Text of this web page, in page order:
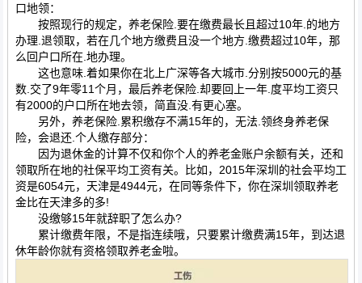
口地领：
按照现行的规定，养老保险.要在缴费最长且超过10年.的地方
办理.退领取，若在几个地方缴费且没一个地方.缴费超过10年，那
么回户口所在.地办理。
这也意味.着如果你在北上广深等各大城市.分别按5000元的基
数.交了9年零11个月，最后养老保险.却要回上一年.度平均工资只
有2000的户口所在地去领，简直没.有更心塞。
另外，养老保险.累积缴存不满15年的，无法.领终身养老保
险，会退还.个人缴存部分：
因为退休金的计算不仅和你个人的养老金账户余额有关，还和
领取所在地的社保平均工资有关。比如，2015年深圳的社会平均工
资是6054元，天津是4944元，在同等条件下，你在深圳领取养老
金比在天津多的多!
没缴够15年就辞职了怎么办?
累计缴费年限，不是指连续哦，只要累计缴费满15年，到达退
休年龄你就有资格领取养老金啦。